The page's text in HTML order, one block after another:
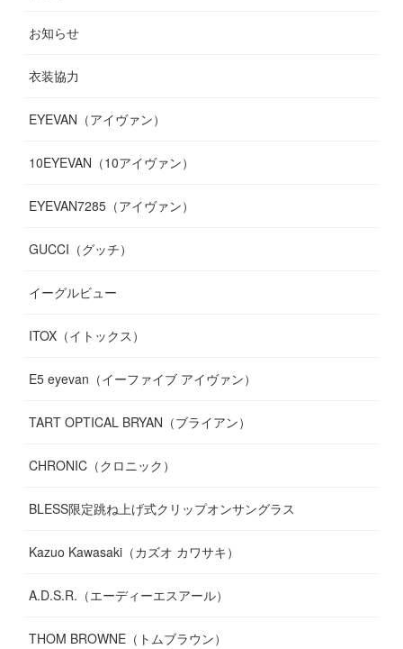
(14
(8
(9
(14
(19
(12)
(10)
(12
(10
(17)
(11)
(10)
(9
(7
(7
(10)
(11)
12)
(3
( 7
(13)
(11)
(13)
7)
(12)
(
( 5
(8)
(12)
11)
(13)
(13)
(10 )
(10)
13)
(16)
(14)
(17)
お知らせ
衣装協力
EYEVAN（アイヴァン）
10EYEVAN（10アイヴァン）
EYEVAN7285（アイヴァン）
GUCCI（グッチ）
イーグルビュー
ITOX（イトックス）
E5 eyevan（イーファイブ アイヴァン）
TART OPTICAL BRYAN（ブライアン）
CHRONIC（クロニック）
BLESS限定跳ね上げ式クリップオンサングラス
Kazuo Kawasaki（カズオ カワサキ）
A.D.S.R.（エーディーエスアール）
THOM BROWNE（トムブラウン）